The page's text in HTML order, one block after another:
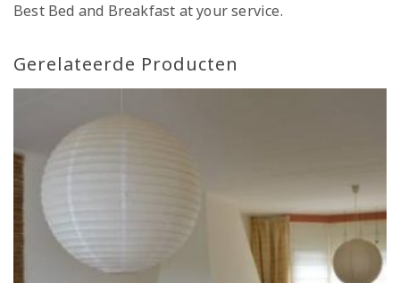
Best Bed and Breakfast at your service.
Gerelateerde Producten